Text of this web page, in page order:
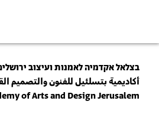
בצלאל אקדמיה לאמנות ועיצוב
أكاديمية بتسلئيل للفنون والتصميم
of Arts and Design Jerusalem